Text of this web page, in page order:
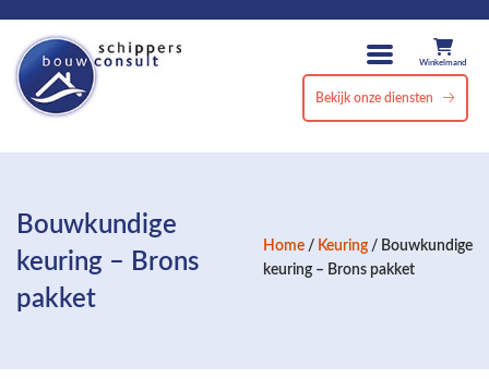
Winkelmand
Bekijk onze diensten
Bouwkundige
keuring – Brons
pakket
Home / Keuring / Bouwkundige
keuring – Brons pakket